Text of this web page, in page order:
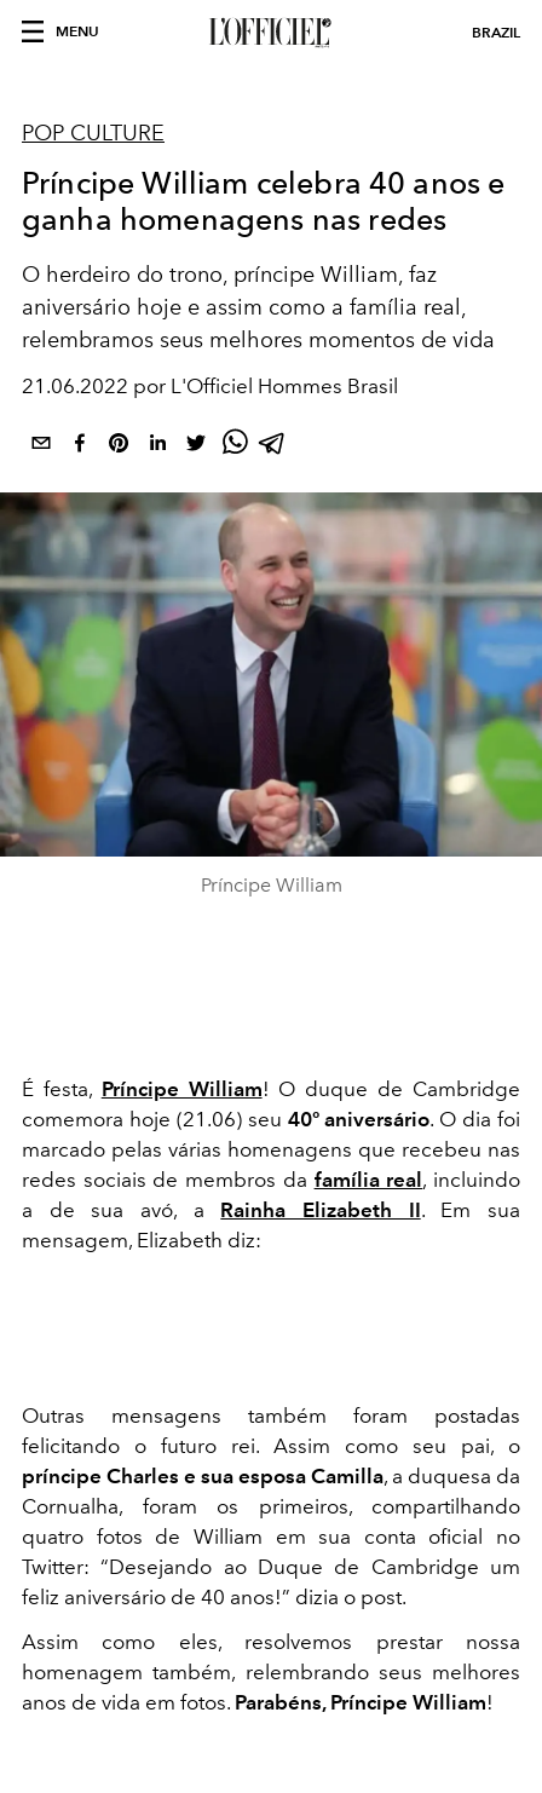
MENU BRAZIL
POP CULTURE
Príncipe William celebra 40 anos e
ganha homenagens nas redes
O herdeiro do trono, príncipe William, faz
aniversário hoje e assim como a família real,
relembramos seus melhores momentos de vida
21.06.2022 por L'Officiel Hommes Brasil
Príncipe William
É festa, Príncipe William! O duque de Cambridge
comemora hoje (21.06) seu 40º aniversário. O dia foi
marcado pelas várias homenagens que recebeu nas
redes sociais de membros da família real , incluindo
a de sua avó, a Rainha Elizabeth II. Em sua
mensagem, Elizabeth diz:
Outras mensagens também foram postadas
felicitando o futuro rei. Assim como seu pai, o
príncipe Charles e sua esposa Camilla, a duquesa da
Cornualha, foram os primeiros, compartilhando
quatro fotos de William em sua conta oficial no
Twitter: “Desejando ao Duque de Cambridge um
feliz aniversário de 40 anos!” dizia o post.
Assim como eles, resolvemos prestar nossa
homenagem também, relembrando seus melhores
anos de vida em fotos. Parabéns, Príncipe William!